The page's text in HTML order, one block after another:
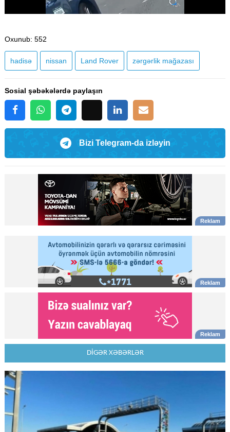
Oxunub: 552
hadisə nissan Land Rover zərgərlik mağazası
Sosial şəbəkələrdə paylaşın
Bizi Telegram-da izləyin
DİGƏR XƏBƏRLƏR